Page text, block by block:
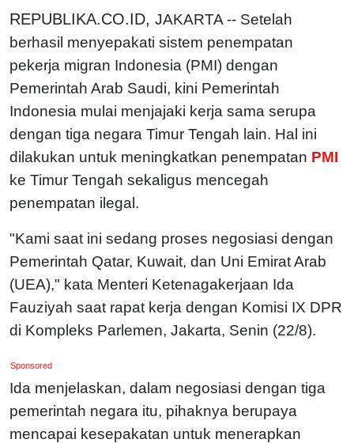
REPUBLIKA.CO.ID, JAKARTA -- Setelah
berhasil menyepakati sistem penempatan
pekerja migran Indonesia (PMI) dengan
Pemerintah Arab Saudi, kini Pemerintah
Indonesia mulai menjajaki kerja sama serupa
dengan tiga negara Timur Tengah lain. Hal ini
dilakukan untuk meningkatkan penempatan PMI
ke Timur Tengah sekaligus mencegah
penempatan ilegal.
"Kami saat ini sedang proses negosiasi dengan
Pemerintah Qatar, Kuwait, dan Uni Emirat Arab
(UEA)," kata Menteri Ketenagakerjaan Ida
Fauziyah saat rapat kerja dengan Komisi IX DPR
di Kompleks Parlemen, Jakarta, Senin (22/8).
Sponsored
Ida menjelaskan, dalam negosiasi dengan tiga
pemerintah negara itu, pihaknya berupaya
mencapai kesepakatan untuk menerapkan